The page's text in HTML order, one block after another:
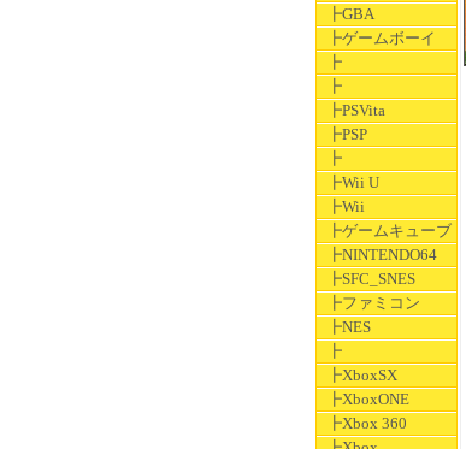
┣GBA
┣ゲームボーイ
┣
┣
┣PSVita
┣PSP
┣
┣Wii U
┣Wii
┣ゲームキューブ
┣NINTENDO64
┣SFC_SNES
┣ファミコン
┣NES
┣
┣XboxSX
┣XboxONE
┣Xbox 360